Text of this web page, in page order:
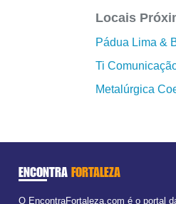
Locais
Pádua Lima &
Ti
Metalúrgica
ENCONTRA FORTALEZA
O EncontraFortaleza.com é o portal